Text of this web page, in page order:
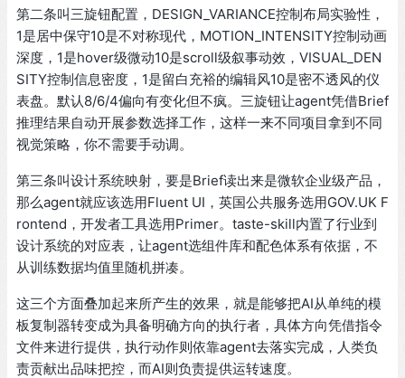
第二条叫三旋钮配置，DESIGN_VARIANCE控制布局实验性，
1是居中保守10是不对称现代，MOTION_INTENSITY控制动画
深度，1是hover级微动10是scroll级叙事动效，VISUAL_DEN
SITY控制信息密度，1是留白充裕的编辑风10是密不透风的仪
表盘。默认8/6/4偏向有变化但不疯。三旋钮让agent凭借Brief
推理结果自动开展参数选择工作，这样一来不同项目拿到不同
视觉策略，你不需要手动调。
第三条叫设计系统映射，要是Brief读出来是微软企业级产品，
那么agent就应该选用Fluent UI，英国公共服务选用GOV.UK F
rontend，开发者工具选用Primer。taste-skill内置了行业到
设计系统的对应表，让agent选组件库和配色体系有依据，不
从训练数据均值里随机拼凑。
这三个方面叠加起来所产生的效果，就是能够把AI从单纯的模
板复制器转变成为具备明确方向的执行者，具体方向凭借指令
文件来进行提供，执行动作则依靠agent去落实完成，人类负
责贡献出品味把控，而AI则负责提供运转速度。